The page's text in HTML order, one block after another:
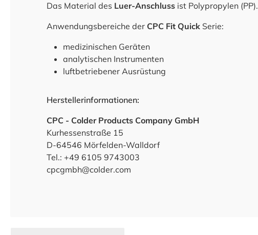
Das Material des Luer-Anschluss ist Polypropylen (PP).
Anwendungsbereiche der CPC Fit Quick Serie:
medizinischen Geräten
analytischen Instrumenten
luftbetriebener Ausrüstung
Herstellerinformationen:
CPC - Colder Products Company GmbH
Kurhessenstraße 15
D-64546 Mörfelden-Walldorf
Tel.: +49 6105 9743003
cpcgmbh@colder.com